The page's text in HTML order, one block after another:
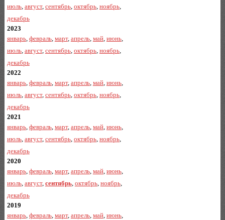
июль, август, сентябрь, октябрь, ноябрь,
декабрь
2023
январь, февраль, март, апрель, май, июнь,
июль, август, сентябрь, октябрь, ноябрь,
декабрь
2022
январь, февраль, март, апрель, май, июнь,
июль, август, сентябрь, октябрь, ноябрь,
декабрь
2021
январь, февраль, март, апрель, май, июнь,
июль, август, сентябрь, октябрь, ноябрь,
декабрь
2020
январь, февраль, март, апрель, май, июнь,
июль, август, сентябрь, октябрь, ноябрь,
декабрь
2019
январь, февраль, март, апрель, май, июнь,